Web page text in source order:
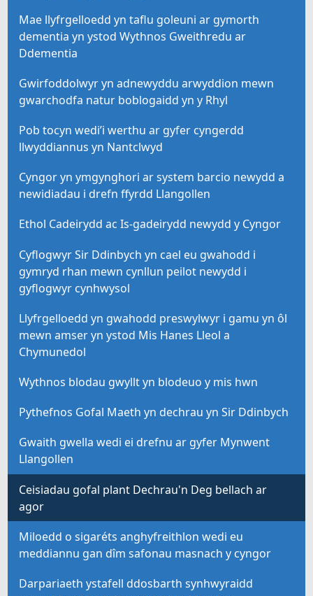
Mae llyfrgelloedd yn taflu goleuni ar gymorth
dementia yn ystod Wythnos Gweithredu ar
Ddementia
Gwirfoddolwyr yn adnewyddu arwyddion mewn
gwarchodfa natur boblogaidd yn y Rhyl
Pob tocyn wedi’i werthu ar gyfer cyngerdd
llwyddiannus yn Nantclwyd
Cyngor yn ymgynghori ar system barcio newydd a
newidiadau i drefn ffyrdd Llangollen
Ethol Cadeirydd ac Is-gadeirydd newydd y Cyngor
Cyflogwyr Sir Ddinbych yn cael eu gwahodd i
gymryd rhan mewn cynllun peilot newydd i
gyflogwyr cynhwysol
Llyfrgelloedd yn gwahodd preswylwyr i gamu yn ôl
mewn amser yn ystod Mis Hanes Lleol a
Chymunedol
Wythnos blodau gwyllt yn blodeuo y mis hwn
Pythefnos Gofal Maeth yn dechrau yn Sir Ddinbych
Gwaith gwella wedi ei drefnu ar gyfer Mynwent
Llangollen
Ceisiadau gofal plant Dechrau'n Deg bellach ar
agor
Miloedd o sigaréts anghyfreithlon wedi eu
meddiannu gan dîm safonau masnach y cyngor
Darpariaeth ystafell ddosbarth synhwyraidd